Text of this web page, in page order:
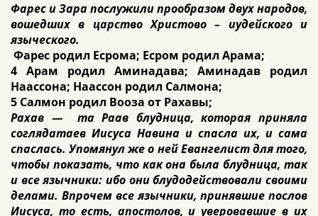
Фарес и Зара послужили прообразом двух народов,
вошедших в царство Христово – иудейского и
языческого.
Фарес родил Есрома; Есром родил Арама;
4 Арам родил Аминадава; Аминадав родил
Наассона; Наассон родил Салмона;
5 Салмон родил Вооза от Рахавы;
Рахав — та Раав блудница, которая приняла
соглядатаев Иисуса Навина и спасла их, и сама
спаслась. Упомянул же о ней Евангелист для того,
чтобы показать, что как она была блудница, так
и все язычники: ибо они блудодействовали своими
делами. Впрочем все язычники, принявшие послов
Иисуса, то есть, апостолов, и уверовавшие в их